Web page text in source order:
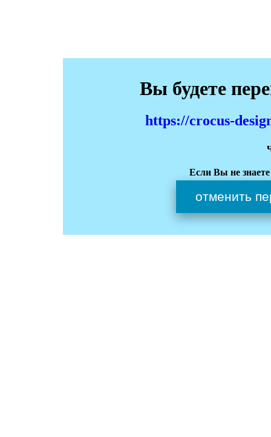
Вы будете
https://crocus-
Если Вы не
отменить